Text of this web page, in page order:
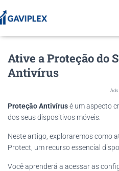
Ative a Proteção do
Antivírus
Ads
Proteção Antivírusé um aspecto
dos seus dispositivos móveis.
Neste artigo, exploraremos como
Protect, um recurso essencial
Você aprenderá a acessar as